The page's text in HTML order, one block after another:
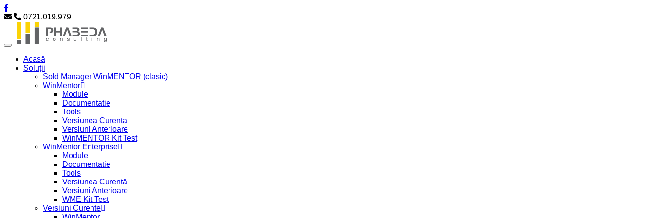
0721.019.979
Acasă
Soluții
Sold Manager WinMENTOR (clasic)
WinMentor
Module
Documentatie
Tools
Versiunea Curenta
Versiuni Anterioare
WinMENTOR Kit Test
WinMentor Enterprise
Module
Documentatie
Tools
Versiunea Curentă
Versiuni Anterioare
WME Kit Test
Versiuni Curente